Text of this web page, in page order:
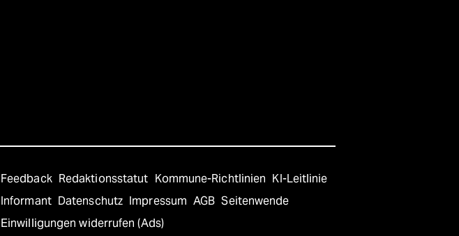
Feedback Redaktionsstatut Kommune-Richtlinien KI-Leitlinie
Informant Datenschutz Impressum AGB Seitenwende
Einwilligungen widerrufen (Ads)